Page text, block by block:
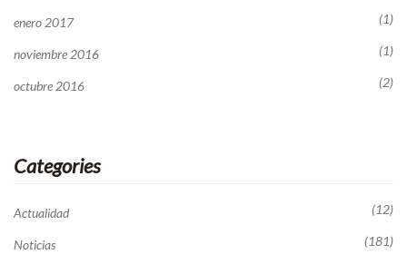
enero 2017 (1)
noviembre 2016 (1)
octubre 2016 (2)
Categories
Actualidad (12)
Noticias (181)